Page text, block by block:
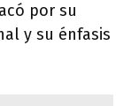
por su
y su énfasis